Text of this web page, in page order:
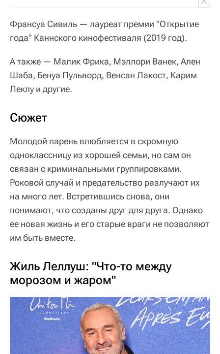
Франсуа Сивиль — лауреат премии "Открытие
года" Каннского кинофестиваля (2019 год).
А также — Малик Фрика, Мэллори Ванек, Ален
Шаба, Бенуа Пульворд, Венсан Лакост, Карим
Леклу и другие.
Сюжет
Молодой парень влюбляется в скромную
одноклассницу из хорошей семьи, но сам он
связан с криминальными группировками.
Роковой случай и предательство разлучают их
на много лет. Встретившись снова, они
понимают, что созданы друг для друга. Однако
ее новая жизнь и его старые враги не позволяют
им быть вместе.
Жиль Леллуш: "Что-то между
морозом и жаром"